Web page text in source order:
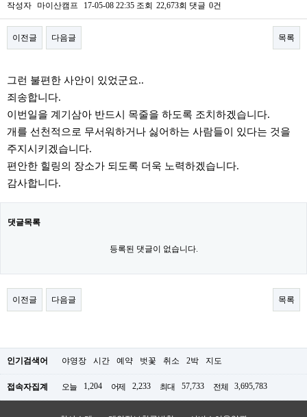
작성자 마이산캠프 17-05-08 22:35 조회 22,673회 댓글 0건
이전글 다음글 목록
그런 불편한 사안이 있었군요..
죄송합니다.
이번일을 계기삼아 반드시 목줄을 하도록 조치하겠습니다.
개를 선천적으로 무서워하거나 싫어하는 사람들이 있다는 것을
주지시키겠습니다.
편안한 힐링의 장소가 되도록 더욱 노력하겠습니다.
감사합니다.
댓글목록
등록된 댓글이 없습니다.
이전글 다음글 목록
인기검색어 야영장 시간 예약 벗꽃 취소 2박 지도
접속자집계 오늘 1,204 어제 2,233 최대 57,733 전체 3,695,783